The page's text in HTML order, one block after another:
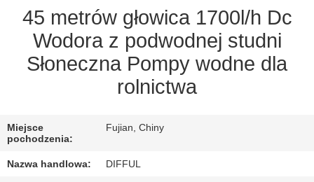
POPROSIĆ
WYCENĘ
PRIVACY
POLICY
45 metrów głowica 1700l/h Dc
Wodora z podwodnej studni
Słoneczna Pompy wodne dla
rolnictwa
Miejsce
pochodzenia:
Fujian, Chiny
Nazwa handlowa: DIFFUL